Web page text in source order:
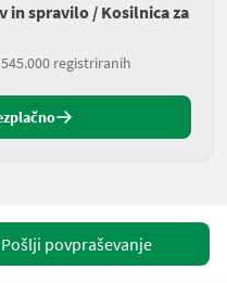
in spravilo / Kosilnica za
registriranih
Pošlji povpraševanje